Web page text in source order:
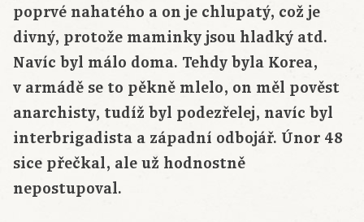
poprvé nahatého a on je chlupatý, což je
divný, protože maminky jsou hladký atd.
Navíc byl málo doma. Tehdy byla Korea,
v armádě se to pěkně mlelo, on měl pověst
anarchisty, tudíž byl podezřelej, navíc byl
interbrigadista a západní odbojář. Únor 48
sice přečkal, ale už hodnostně
nepostupoval.